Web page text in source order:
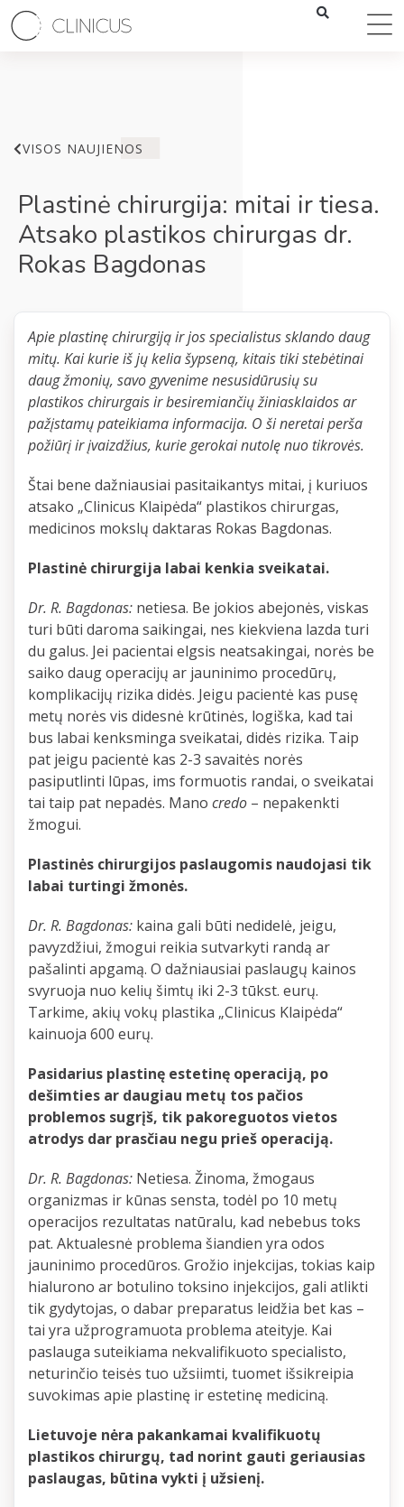
VISOS NAUJIENOS
Plastinė chirurgija: mitai ir tiesa.
Atsako plastikos chirurgas dr.
Rokas Bagdonas
Apie plastinę chirurgiją ir jos specialistus sklando daug
mitų. Kai kurie iš jų kelia šypseną, kitais tiki stebėtinai
daug žmonių, savo gyvenime nesusidūrusių su
plastikos chirurgais ir besiremiančių žiniasklaidos ar
pažįstamų pateikiama informacija. O ši neretai perša
požiūrį ir įvaizdžius, kurie gerokai nutolę nuo tikrovės.
Štai bene dažniausiai pasitaikantys mitai, į kuriuos
atsako „Clinicus Klaipėda“ plastikos chirurgas,
medicinos mokslų daktaras Rokas Bagdonas.
Plastinė chirurgija labai kenkia sveikatai.
Dr. R. Bagdonas: netiesa. Be jokios abejonės, viskas
turi būti daroma saikingai, nes kiekviena lazda turi
du galus. Jei pacientai elgsis neatsakingai, norės be
saiko daug operacijų ar jauninimo procedūrų,
komplikacijų rizika didės. Jeigu pacientė kas pusę
metų norės vis didesnė krūtinės, logiška, kad tai
bus labai kenksminga sveikatai, didės rizika. Taip
pat jeigu pacientė kas 2-3 savaitės norės
pasiputlinti lūpas, ims formuotis randai, o sveikatai
tai taip pat nepadės. Mano credo – nepakenkti
žmogui.
Plastinės chirurgijos paslaugomis naudojasi tik
labai turtingi žmonės.
Dr. R. Bagdonas: kaina gali būti nedidelė, jeigu,
pavyzdžiui, žmogui reikia sutvarkyti randą ar
pašalinti apgamą. O dažniausiai paslaugų kainos
svyruoja nuo kelių šimtų iki 2-3 tūkst. eurų.
Tarkime, akių vokų plastika „Clinicus Klaipėda“
kainuoja 600 eurų.
Pasidarius plastinę estetinę operaciją, po
dešimties ar daugiau metų tos pačios
problemos sugrįš, tik pakoreguotos vietos
atrodys dar prasčiau negu prieš operaciją.
Dr. R. Bagdonas: Netiesa. Žinoma, žmogaus
organizmas ir kūnas sensta, todėl po 10 metų
operacijos rezultatas natūralu, kad nebebus toks
pat. Aktualesnė problema šiandien yra odos
jauninimo procedūros. Grožio injekcijas, tokias kaip
hialurono ar botulino toksino injekcijos, gali atlikti
tik gydytojas, o dabar preparatus leidžia bet kas –
tai yra užprogramuota problema ateityje. Kai
paslauga suteikiama nekvalifikuoto specialisto,
neturinčio teisės tuo užsiimti, tuomet išsikreipia
suvokimas apie plastinę ir estetinę mediciną.
Lietuvoje nėra pakankamai kvalifikuotų
plastikos chirurgų, tad norint gauti geriausias
paslaugas, būtina vykti į užsienį.